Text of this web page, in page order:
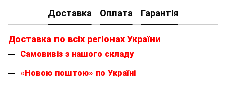
Доставка Оплата Гарантія
Доставка по всіх регіонах України
Самовивіз з нашого складу
«Новою поштою» по Україні